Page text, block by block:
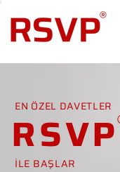
EN ÖZEL DAVETLER
RSVP
İLE BAŞLAR